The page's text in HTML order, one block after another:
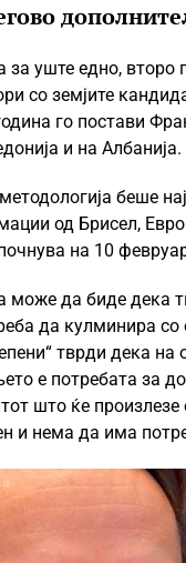
за уште едно,
со земјите
го постави
и на Албанија.
беше
од Брисел,
на 10
да биде дека
да кулминира
тврди дека
е потребата за
што ќе
и нема да има